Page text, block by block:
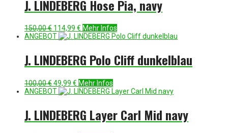
J. LINDEBERG Hose Pia, navy
150,00€ Ursprünglicher
Preis
114,99 € Aktueller
Preis
Mehr Infos
ANGEBOT
J. LINDEBERG Polo Cliff dunkelblau
100,00€Ursprünglicher
Preis
49,99 € Aktueller
Preis
Mehr Infos
ANGEBOT
J. LINDEBERG Layer Carl Mid navy